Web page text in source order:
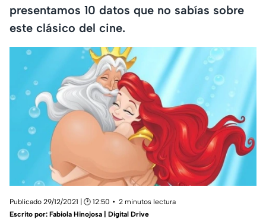
presentamos 10 datos que no sabías sobre
este clásico del cine.
Publicado 29/12/2021 | 🕑 12:50
2 minutos lectura
Escrito por: Fabiola Hinojosa | Digital Drive